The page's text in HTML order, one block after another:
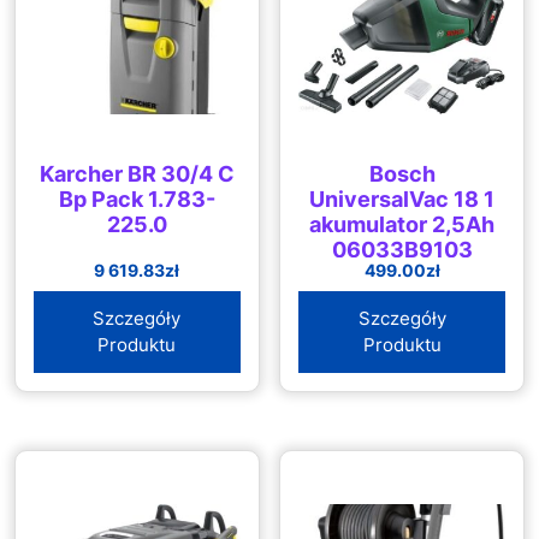
Karcher BR 30/4 C
Bp Pack 1.783-
225.0
9 619.83zł
Szczegóły
Produktu
Bosch
UniversalVac 18 1
akumulator 2,5Ah
06033B9103
499.00zł
Szczegóły
Produktu